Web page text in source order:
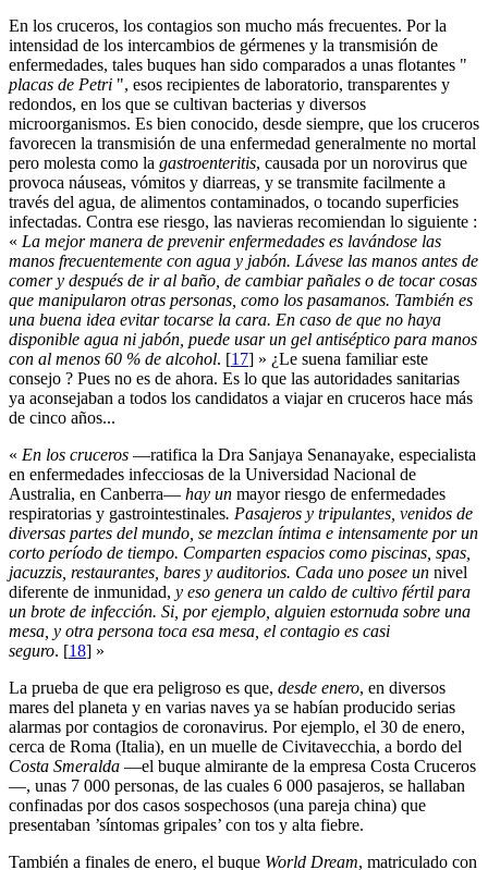
En los cruceros, los contagios son mucho más frecuentes. Por la
intensidad de los intercambios de gérmenes y la transmisión de
enfermedades, tales buques han sido comparados a unas flotantes "
placas de Petri ", esos recipientes de laboratorio, transparentes y
redondos, en los que se cultivan bacterias y diversos
microorganismos. Es bien conocido, desde siempre, que los cruceros
favorecen la transmisión de una enfermedad generalmente no mortal
pero molesta como la gastroenteritis, causada por un norovirus que
provoca náuseas, vómitos y diarreas, y se transmite facilmente a
través del agua, de alimentos contaminados, o tocando superficies
infectadas. Contra ese riesgo, las navieras recomiendan lo siguiente :
« La mejor manera de prevenir enfermedades es lavándose las
manos frecuentemente con agua y jabón. Lávese las manos antes de
comer y después de ir al baño, de cambiar pañales o de tocar cosas
que manipularon otras personas, como los pasamanos. También es
una buena idea evitar tocarse la cara. En caso de que no haya
disponible agua ni jabón, puede usar un gel antiséptico para manos
con al menos 60 % de alcohol. [17] » ¿Le suena familiar este
consejo ? Pues no es de ahora. Es lo que las autoridades sanitarias
ya aconsejaban a todos los candidatos a viajar en cruceros hace más
de cinco años...
« En los cruceros —ratifica la Dra Sanjaya Senanayake, especialista
en enfermedades infecciosas de la Universidad Nacional de
Australia, en Canberra— hay un mayor riesgo de enfermedades
respiratorias y gastrointestinales. Pasajeros y tripulantes, venidos de
diversas partes del mundo, se mezclan íntima e intensamente por un
corto período de tiempo. Comparten espacios como piscinas, spas,
jacuzzis, restaurantes, bares y auditorios. Cada uno posee un nivel
diferente de inmunidad, y eso genera un caldo de cultivo fértil para
un brote de infección. Si, por ejemplo, alguien estornuda sobre una
mesa, y otra persona toca esa mesa, el contagio es casi
seguro. [18] »
La prueba de que era peligroso es que, desde enero, en diversos
mares del planeta y en varias naves ya se habían producido serias
alarmas por contagios de coronavirus. Por ejemplo, el 30 de enero,
cerca de Roma (Italia), en un muelle de Civitavecchia, a bordo del
Costa Smeralda —el buque almirante de la empresa Costa Cruceros
—, unas 7 000 personas, de las cuales 6 000 pasajeros, se hallaban
confinadas por dos casos sospechosos (una pareja china) que
presentaban ’síntomas gripales’ con tos y alta fiebre.
También a finales de enero, el buque World Dream, matriculado con